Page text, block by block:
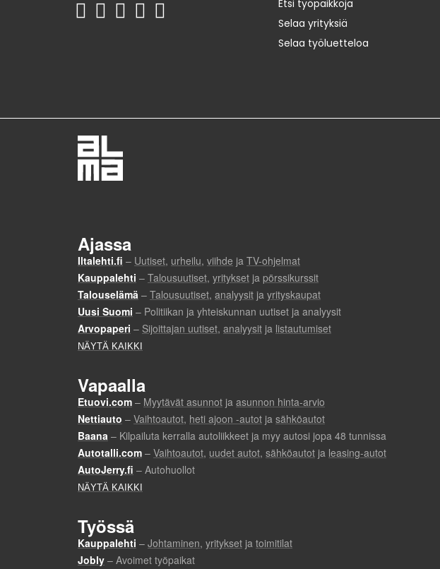
Etsi työpaikkoja
Selaa yrityksiä
Selaa työluetteloa